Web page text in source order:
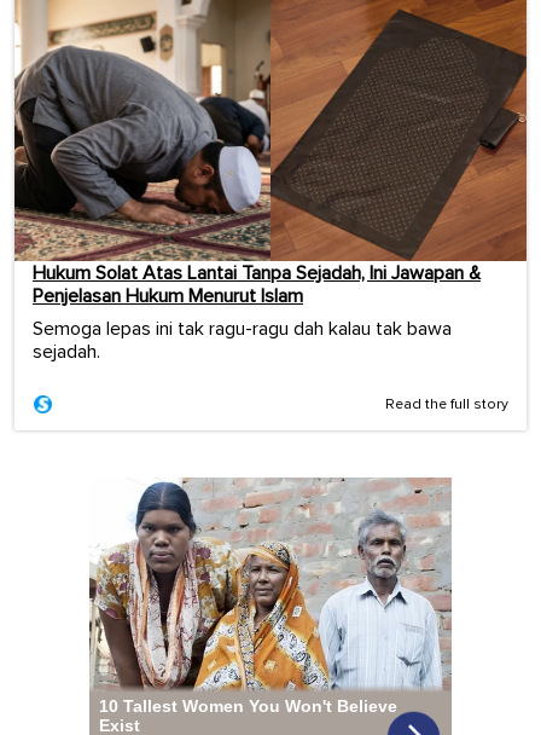
Hukum Solat Atas Lantai Tanpa Sejadah, Ini Jawapan &
Penjelasan Hukum Menurut Islam
Semoga lepas ini tak ragu-ragu dah kalau tak bawa
sejadah.
Read the full story